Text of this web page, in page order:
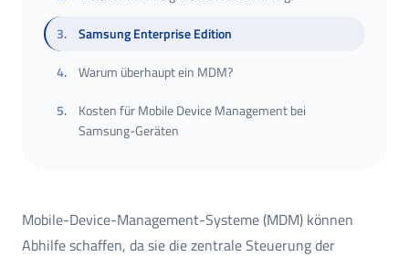
3.
Samsung Enterprise Edition
4.
Warum überhaupt ein MDM?
5.
Kosten für Mobile Device Management bei
Samsung-Geräten
Mobile-Device-Management-Systeme (MDM) können
Abhilfe schaffen, da sie die zentrale Steuerung der